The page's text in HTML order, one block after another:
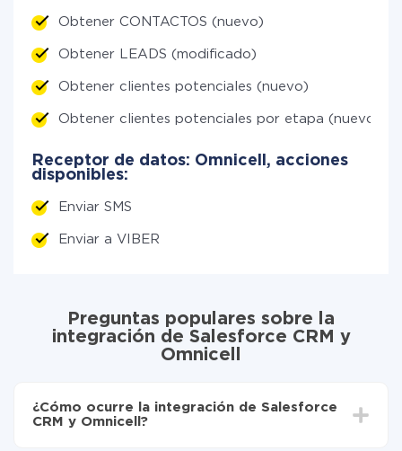
Obtener CONTACTOS (nuevo)
Obtener LEADS (modificado)
Obtener clientes potenciales (nuevo)
Obtener clientes potenciales por etapa (nuevo)
Receptor de datos: Omnicell, acciones
disponibles:
Enviar SMS
Enviar a VIBER
Preguntas populares sobre la
integración de Salesforce CRM y
Omnicell
¿Cómo ocurre la integración de Salesforce
CRM y Omnicell?